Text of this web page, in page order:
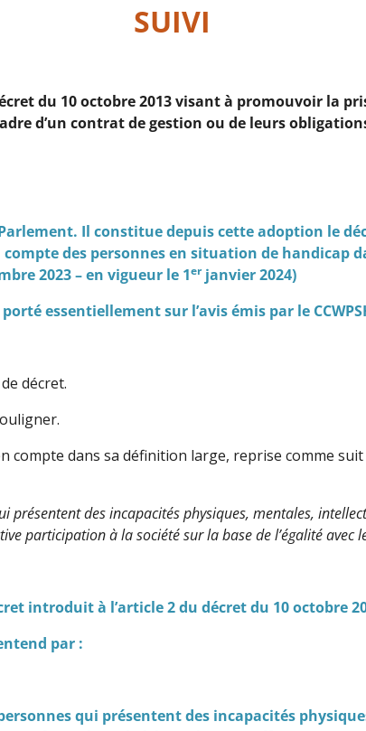
SUIVI
du 10 octobre 2013 visant à promouvoir la
d’un contrat de gestion ou de leurs
Il constitue depuis cette adoption le
des personnes en situation de handicap
2023 – en vigueur le 1erjanvier 2024)
essentiellement sur l’avis émis par le
décret.
dans sa définition large, reprise comme
présentent des incapacités physiques, mentales,
participation à la société sur la base de l’égalité avec
introduit à l’article 2 du décret du 10 octobre
par :
qui présentent des incapacités